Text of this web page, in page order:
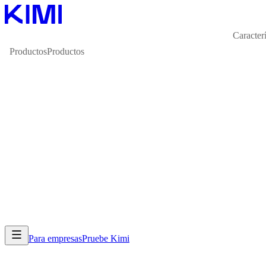
ProductosProductos
Para empresasPruebe Kimi